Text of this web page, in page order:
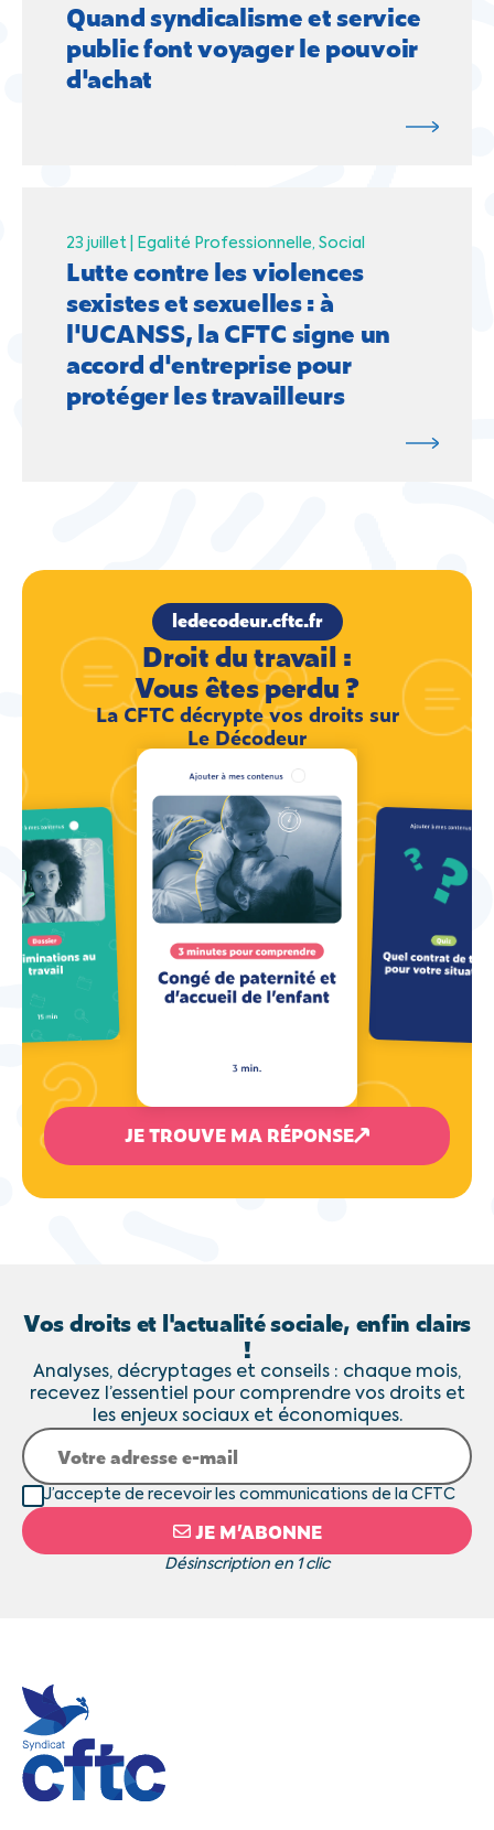
Quand syndicalisme et service
public font voyager le pouvoir
d'achat
23 juillet | Egalité Professionnelle Social
Lutte contre les violences
sexistes et sexuelles : à
l'UCANSS, la CFTC signe un
accord d'entreprise pour
protéger les travailleurs
ledecodeur.cftc.fr
Droit du travail :
Vous êtes perdu ?
La CFTC décrypte vos droits sur
Le Décodeur
JE TROUVE MA RÉPONSE
Vos droits et l'actualité sociale, enfin clairs
!
Analyses, décryptages et conseils : chaque mois,
recevez l’essentiel pour comprendre vos droits et
les enjeux sociaux et économiques.
JE M’ABONNE
Désinscription en 1 clic
J’accepte de recevoir les communications de la CFTC